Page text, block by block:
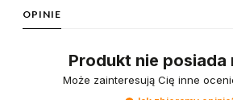
OPINIE
Produkt nie posiada
Może zainteresują Cię inne